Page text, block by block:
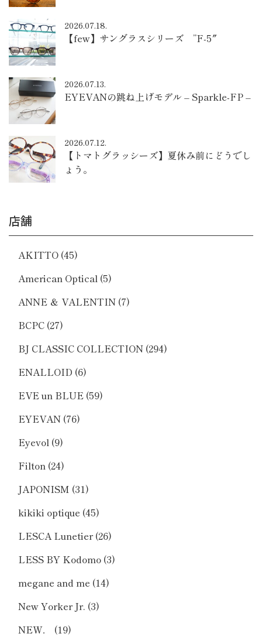
2026.07.18.
【few】サングラスシリーズ ”F-5″
2026.07.13.
EYEVANの跳ね上げモデル – Sparkle-FP –
2026.07.12.
【トマトグラッシーズ】夏休み前にどうでし
ょう。
店舗
AKITTO (45)
American Optical (5)
ANNE ＆ VALENTIN (7)
BCPC (27)
BJ CLASSIC COLLECTION (294)
ENALLOID (6)
EVE un BLUE (59)
EYEVAN (76)
Eyevol (9)
Filton (24)
JAPONISM (31)
kikiki optique (45)
LESCA Lunetier(26)
LESS BY Kodomo (3)
megane and me (14)
New Yorker Jr. (3)
NEW．
(19)